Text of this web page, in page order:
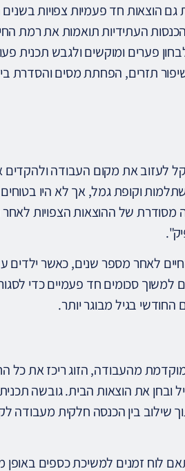
הוצאות חד פעמיות צפויות בשנים
העתידיות תואמות את רמת
פערים ומוקשים ולגבש תכנית
תזרים, הפחתת מסים והסדרת
לעזוב את מקום העבודה
וקופת גמל, אך לא היו
של ההוצאות הצפויות
לאחר מספר שנים, כאשר ילדים
סכומים חד פעמיים כדי
בגיל מבוגר יותר.
מהעבודה, הזוג ריכז את כל
ובחן את הוצאות הבית. גובשה
שילוב בין הכנסה חלקית
לוח זמנים למשיכת כספים באופן